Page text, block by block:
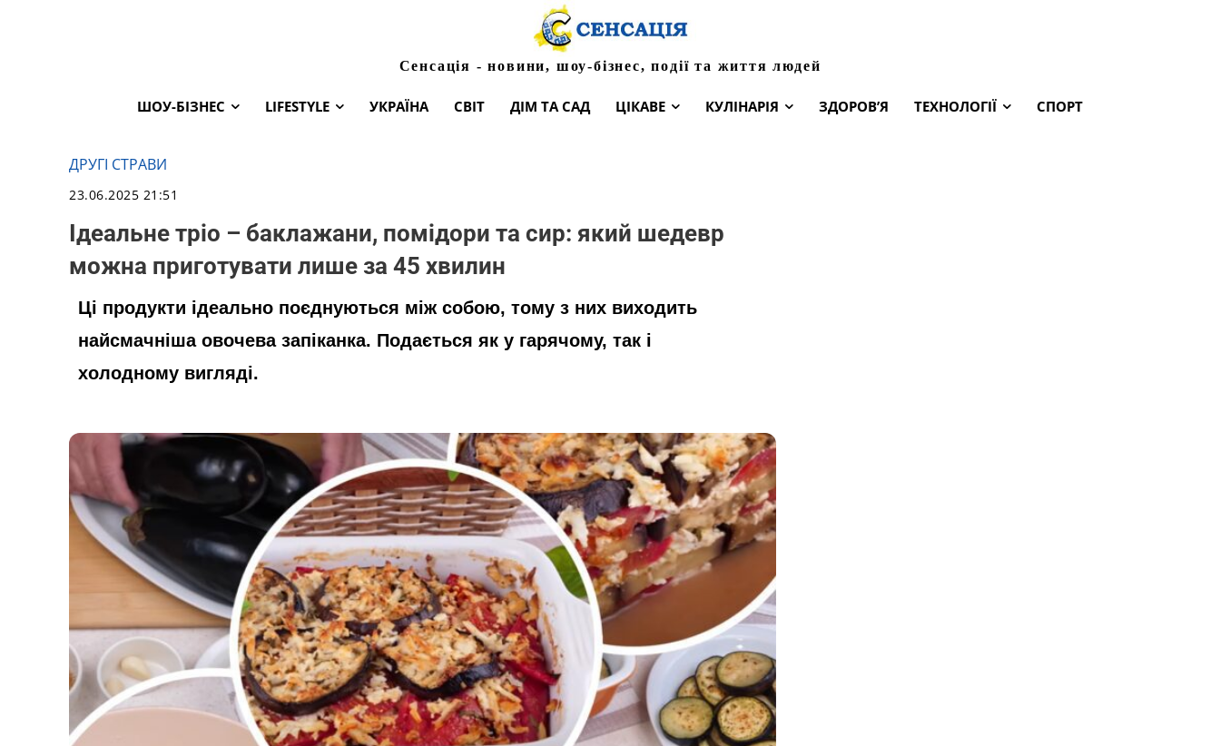
Сенсація - новини, шоу-бізнес, події та життя людей
ШОУ-БІЗНЕС LIFESTYLE УКРАЇНА СВІТ ДІМ ТА САД ЦІКАВЕ КУЛІНАРІЯ ЗДОРОВ’Я ТЕХНОЛОГІЇ СПОРТ
ДРУГІ СТРАВИ
23.06.2025 21:51
Ідеальне тріо – баклажани, помідори та сир: який шедевр
можна приготувати лише за 45 хвилин
Ці продукти ідеально поєднуються між собою, тому з них виходить
найсмачніша овочева запіканка. Подається як у гарячому, так і
холодному вигляді.